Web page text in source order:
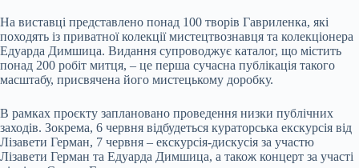
На виставці представлено понад 100 творів Гавриленка, які
походять із приватної колекції мистецтвознавця та колекціонера
Едуарда Димшица. Видання супроводжує каталог, що містить
понад 200 робіт митця, – це перша сучасна публікація такого
масштабу, присвячена його мистецькому доробку.
В рамках проєкту заплановано проведення низки публічних
заходів. Зокрема, 6 червня відбудеться кураторська екскурсія від
Лізавети Герман, 7 червня – екскурсія-дискусія за участю
Лізавети Герман та Едуарда Димшица, а також концерт за участі